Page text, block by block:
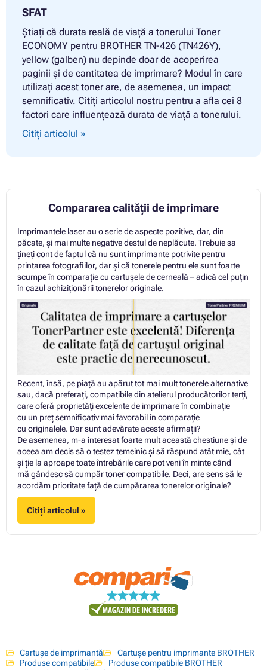
SFAT
Știați că durata reală de viață a tonerului Toner
ECONOMY pentru BROTHER TN-426 (TN426Y),
yellow (galben) nu depinde doar de acoperirea
paginii și de cantitatea de imprimare? Modul în care
utilizați acest toner are, de asemenea, un impact
semnificativ. Citiți articolul nostru pentru a afla cei 8
factori care influențează durata de viață a tonerului.
Citiți articolul »
Compararea calității de imprimare
Imprimantele laser au o serie de aspecte pozitive, dar, din
păcate, și mai multe negative destul de neplăcute. Trebuie sa
țineți cont de faptul că nu sunt imprimante potrivite pentru
printarea fotografiilor, dar și că tonerele pentru ele sunt foarte
scumpe în comparație cu cartușele de cerneală – adică cel puțin
în cazul achiziționării tonerelor originale.
Recent, însă, pe piață au apărut tot mai mult tonerele alternative
sau, dacă preferați, compatibile din atelierul producătorilor terți,
care oferă proprietăți excelente de imprimare în combinație
cu un preț semnificativ mai favorabil în comparație
cu originalele. Dar sunt adevărate aceste afirmații?
De asemenea, m-a interesat foarte mult această chestiune și de
aceea am decis să o testez temeinic și să răspund atât mie, cât
și ție la aproape toate întrebările care pot veni în minte când
mă gândesc să cumpăr toner compatibile. Deci, are sens să le
acordăm prioritate față de cumpărarea tonerelor originale?
Citiți articolul »
Cartușe de imprimantă
Cartușe pentru imprimante BROTHER
Produse compatibile
Produse compatibile BROTHER